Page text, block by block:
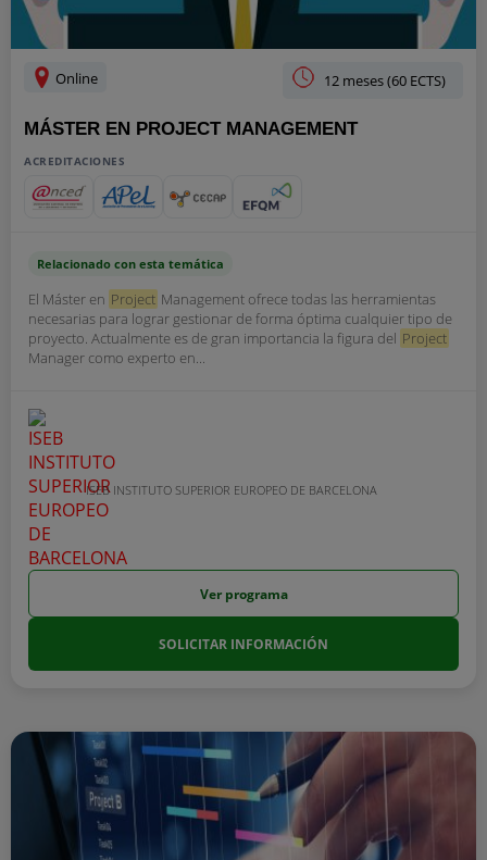
Online 12 meses (60 ECTS)
MÁSTER EN PROJECT MANAGEMENT
ACREDITACIONES
Relacionado con esta temática
El Máster en Project Management ofrece todas las herramientas
necesarias para lograr gestionar de forma óptima cualquier tipo de
proyecto. Actualmente es de gran importancia la figura del Project
Manager como experto en...
ISEB INSTITUTO SUPERIOR EUROPEO DE BARCELONA
Ver programa
SOLICITAR INFORMACIÓN